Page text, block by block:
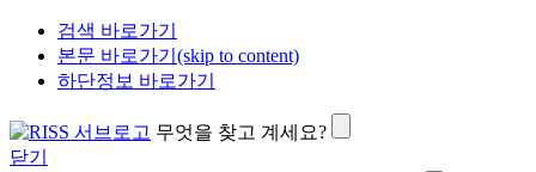
검색 바로가기
본문 바로가기(skip to content)
하단정보 바로가기
무엇을 찾고 계세요?
닫기